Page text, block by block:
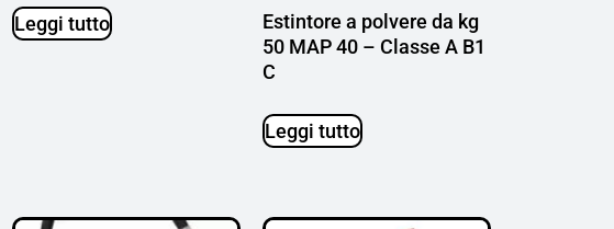
Leggi tutto
Estintore a polvere da kg
50 MAP 40 – Classe A B1
C
Leggi tutto